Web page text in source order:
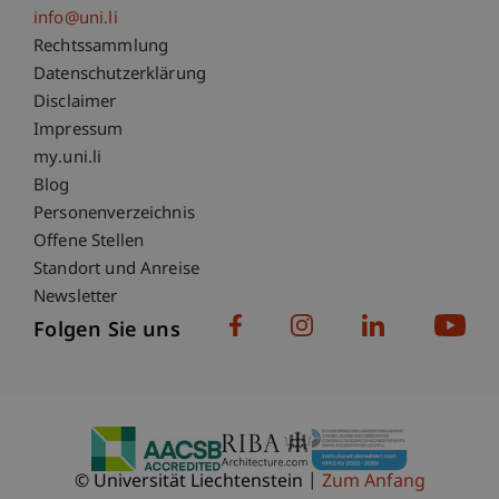
info@uni.li
Fußzeile Rechtliche Hinweise
Rechtssammlung
Datenschutzerklärung
Disclaimer
Impressum
Fußzeile Subdomain-Verzeichnis
my.uni.li
Blog
Personenverzeichnis
Offene Stellen
Standort und Anreise
Newsletter
Folgen Sie uns
© Universität Liechtenstein Zum Anfang